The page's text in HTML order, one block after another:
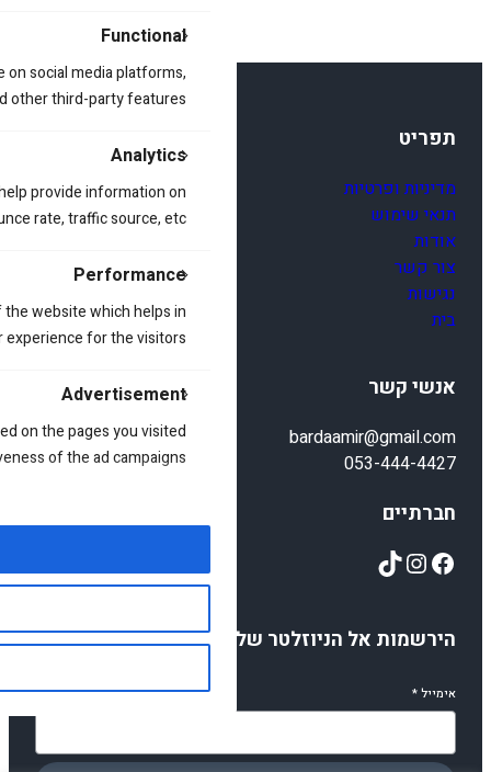
Functional
social media platforms,
other third-party features.
Analytics
provide information on
rate, traffic source, etc.
Performance
website which helps in
for the visitors.
Advertisement
on the pages you visited
of the ad campaigns.
תפריט
מדיניות ופרטיות
תנאי שימוש
אודות
צור קשר
נגישות
בית
אנשי קשר
bardaamir@gmail.com
053-444-4427
חברתיים
Facebook
Instagram
TikTok
הירשמות אל הניוזלטר שלנו
אימייל*